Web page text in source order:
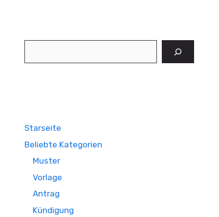
Starseite
Beliebte Kategorien
Muster
Vorlage
Antrag
Kündigung